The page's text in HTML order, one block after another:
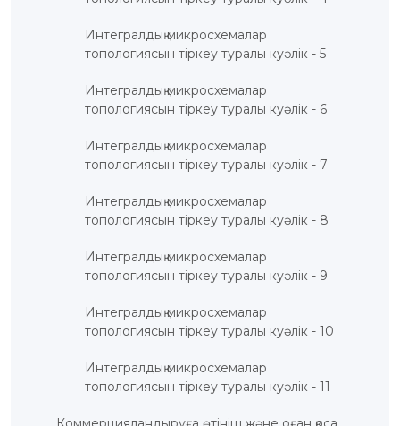
Интегралдық микросхемалар
топологиясын тіркеу туралы куәлік - 5
Интегралдық микросхемалар
топологиясын тіркеу туралы куәлік - 6
Интегралдық микросхемалар
топологиясын тіркеу туралы куәлік - 7
Интегралдық микросхемалар
топологиясын тіркеу туралы куәлік - 8
Интегралдық микросхемалар
топологиясын тіркеу туралы куәлік - 9
Интегралдық микросхемалар
топологиясын тіркеу туралы куәлік - 10
Интегралдық микросхемалар
топологиясын тіркеу туралы куәлік - 11